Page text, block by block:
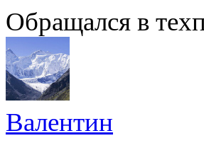
Обращался в
Валентин